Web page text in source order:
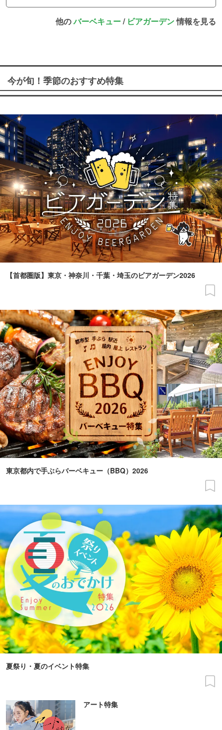
他のバーベキュー/ ビアガーデン情報を見る
今が旬！季節のおすすめ特集
【首都圏版】東京・神奈川・千葉・埼玉のビアガーデン2026
東京都内で手ぶらバーベキュー（BBQ）2026
夏祭り・夏のイベント特集
アート特集